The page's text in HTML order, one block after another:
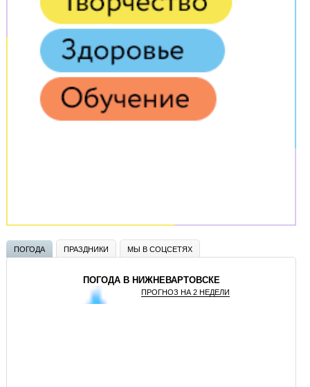
ПОГОДА ПРАЗДНИКИ МЫ В СОЦСЕТЯХ
ПОГОДА В НИЖНЕВАРТОВСКЕ
ПРОГНОЗ НА 2 НЕДЕЛИ